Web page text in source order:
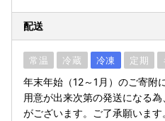
配送
常温 冷蔵 冷凍 定期
年末年始（12～1月）のご寄附
用意が出来次第の発送になる
がございます。ご了承願います